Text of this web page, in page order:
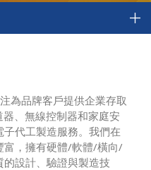
為品牌客戶提供企業存取
、無線控制器和家庭安
代工製造服務。我們在
富，擁有硬體/軟體/橫向/
設計、驗證與製造技